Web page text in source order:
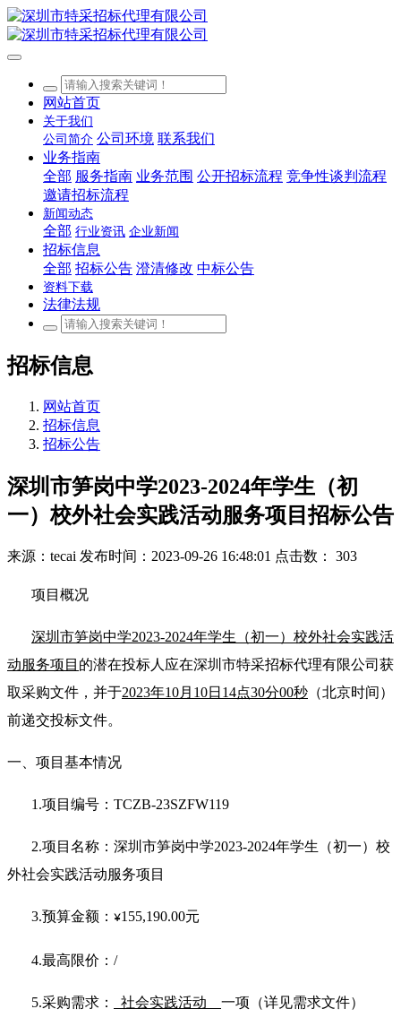
网站首页
关于我们
公司简介 公司环境 联系我们
业务指南
全部 服务指南 业务范围 公开招标流程 竞争性谈判流程
邀请招标流程
新闻动态
全部 行业资讯 企业新闻
招标信息
全部 招标公告 澄清修改 中标公告
资料下载
法律法规
招标信息
网站首页
招标信息
招标公告
深圳市笋岗中学2023-2024年学生（初
一）校外社会实践活动服务项目招标公告
来源：tecai 发布时间：2023-09-26 16:48:01 点击数： 303
项目概况
深圳市笋岗中学2023-2024年学生（初一）校外社会实践活
动服务项目 的潜在投标人应在深圳市特采招标代理有限公司获
取采购文件，并于2023年10月10日14点30分00秒 （北京时间）
前递交投标文件。
一、项目基本情况
1.项目编号：TCZB-23SZFW119
2.项目名称：深圳市笋岗中学2023-2024年学生（初一）校
外社会实践活动服务项目
3.预算金额： ¥155,190.00元
4.最高限价：/
5.采购需求： 社会实践活动 一项（详见需求文件）